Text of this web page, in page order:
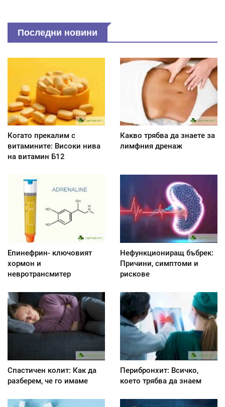
Последни новини
Когато прекалим с
витамините: Високи нива
на витамин Б12
Какво трябва да знаете за
лимфния дренаж
Епинефрин- ключовият
хормон и
невротрансмитер
Нефункциониращ бъбрек:
Причини, симптоми и
рискове
Спастичен колит: Как да
разберем, че го имаме
Перибронхит: Всичко,
което трябва да знаем